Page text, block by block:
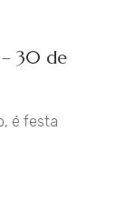
30 de
é festa